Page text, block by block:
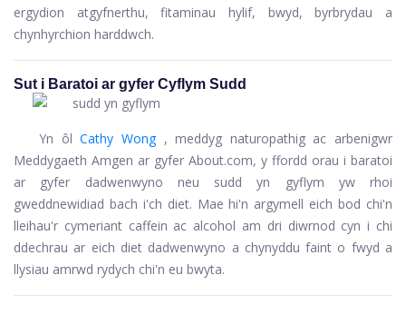
ergydion atgyfnerthu, fitaminau hylif, bwyd, byrbrydau a
chynhyrchion harddwch.
Sut i Baratoi ar gyfer Cyflym Sudd
Yn ôlCathy Wong, meddyg naturopathig ac arbenigwr
Meddygaeth Amgen ar gyfer About.com, y ffordd orau i baratoi
ar gyfer dadwenwyno neu sudd yn gyflym yw rhoi
gweddnewidiad bach i'ch diet. Mae hi'n argymell eich bod chi'n
lleihau'r cymeriant caffein ac alcohol am dri diwrnod cyn i chi
ddechrau ar eich diet dadwenwyno a chynyddu faint o fwyd a
llysiau amrwd rydych chi'n eu bwyta.